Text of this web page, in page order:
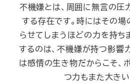
不機嫌とは、周囲に無言の圧
する存在です。時にはその
らせてしまうほどの力を持ち
するのは、不機嫌が持つ影響
は感情の生き物だからこそ、
つ力もまた大きい